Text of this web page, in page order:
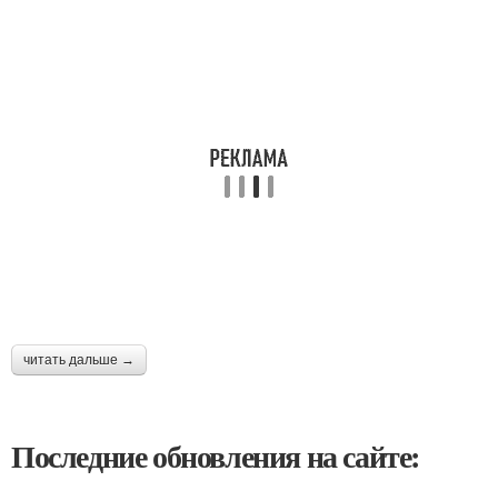
читать дальше →
Последние обновления на сайте: